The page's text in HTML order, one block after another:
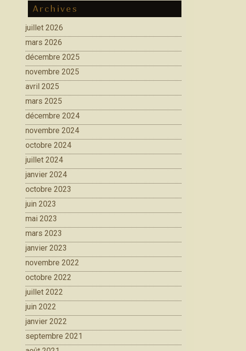
Archives
juillet 2026
mars 2026
décembre 2025
novembre 2025
avril 2025
mars 2025
décembre 2024
novembre 2024
octobre 2024
juillet 2024
janvier 2024
octobre 2023
juin 2023
mai 2023
mars 2023
janvier 2023
novembre 2022
octobre 2022
juillet 2022
juin 2022
janvier 2022
septembre 2021